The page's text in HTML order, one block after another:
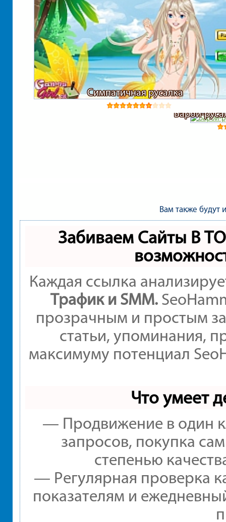
Симпатичная русалка
Барби-
Вам также будут
Забиваем Сайты В
Каждая ссылка
Трафик и SMM.
прозрачным и простым
статьи, упоминания,
максимуму потенциал
Что умеет
— Продвижение в один
запросов, покупка
степенью
— Регулярная проверка
показателям и